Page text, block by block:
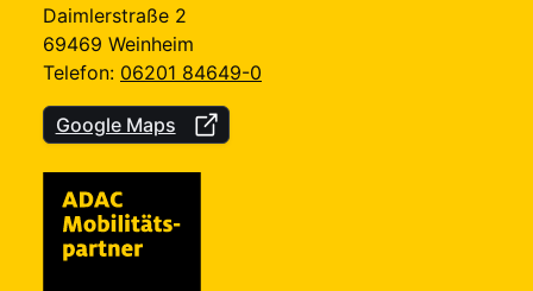
Daimlerstraße 2
69469 Weinheim
Telefon: 06201 84649-0
Google Maps